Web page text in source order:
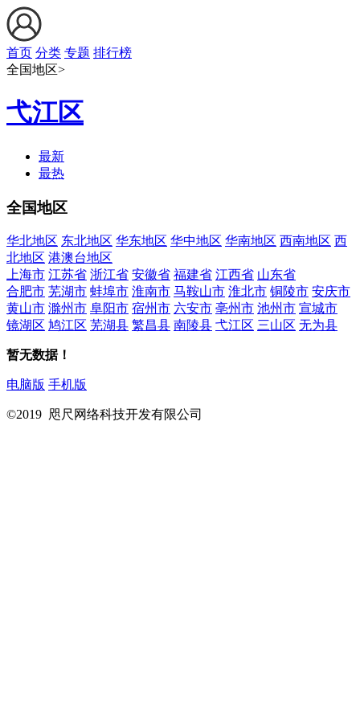
首页 分类 专题 排行榜
全国地区>
弋江区
最新
最热
全国地区
华北地区 东北地区 华东地区 华中地区 华南地区 西南地区 西
北地区 港澳台地区
上海市 江苏省 浙江省 安徽省 福建省 江西省 山东省
合肥市 芜湖市 蚌埠市 淮南市 马鞍山市 淮北市 铜陵市 安庆市
黄山市 滁州市 阜阳市 宿州市 六安市 亳州市 池州市 宣城市
镜湖区 鸠江区 芜湖县 繁昌县 南陵县 弋江区 三山区 无为县
暂无数据！
电脑版 手机版
©2019 咫尺网络科技开发有限公司